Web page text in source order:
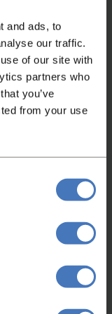
and ads, to
our traffic.
of our site with
partners who
you’ve
from your use
wonach Sie
uns bitte. Wir